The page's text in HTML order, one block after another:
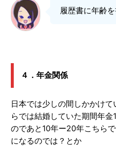
履歴書に年齢
４．年金関係
日本では少しの間しかかけ
らでは結婚していた期間年
のであと10年ー20年こちら
になるのでは？とか